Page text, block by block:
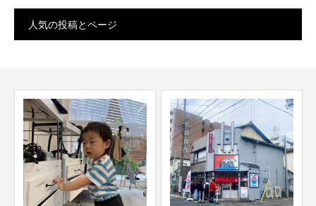
人気の投稿とページ